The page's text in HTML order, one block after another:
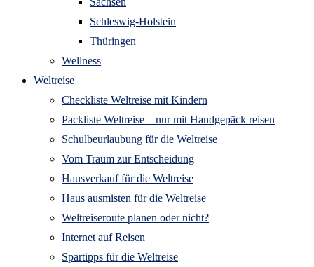
Schleswig-Holstein
Thüringen
Wellness
Weltreise
Checkliste Weltreise mit Kindern
Packliste Weltreise – nur mit Handgepäck reisen
Schulbeurlaubung für die Weltreise
Vom Traum zur Entscheidung
Hausverkauf für die Weltreise
Haus ausmisten für die Weltreise
Weltreiseroute planen oder nicht?
Internet auf Reisen
Spartipps für die Weltreise